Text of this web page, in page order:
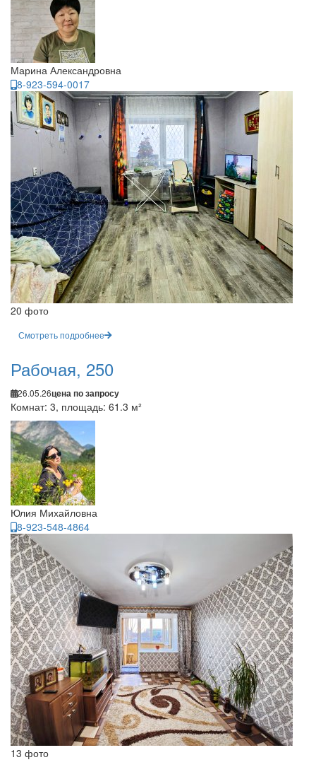
Марина Александровна
8-923-594-0017
20 фото
Смотреть подробнее
Рабочая, 250
26.05.26цена по запросу
Комнат: 3, площадь: 61.3 м²
Юлия Михайловна
8-923-548-4864
13 фото